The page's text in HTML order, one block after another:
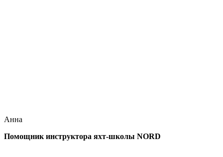
Анна
Помощник инструктора яхт-школы NORD